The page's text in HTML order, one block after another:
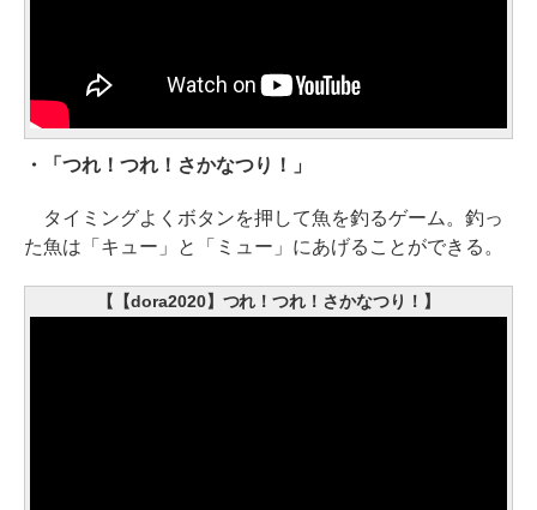
・「つれ！つれ！さかなつり！」
タイミングよくボタンを押して魚を釣るゲーム。釣っ
た魚は「キュー」と「ミュー」にあげることができる。
【【dora2020】つれ！つれ！さかなつり！】